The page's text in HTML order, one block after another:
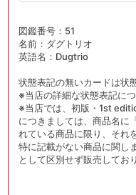
図鑑番号：51
名前：ダグトリオ
英語名：Dugtrio
状態表記の無いカードは状
※当店の詳細な状態表記に
※当店では、初版・1st
につきましては、商品名に
れている商品に限り、それ
特に記載がない商品に関し
として区別せず販売してお